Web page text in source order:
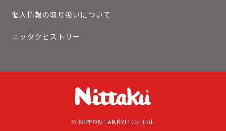
個人情報の取り扱いについて
ニッタクヒストリー
© NIPPON TAKKYU Co.,Ltd.